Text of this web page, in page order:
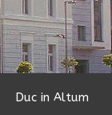
Duc in Altum